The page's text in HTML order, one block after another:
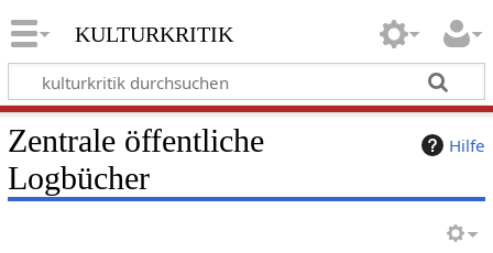
kulturkritik
Hilfe
Zentrale öffentliche
Logbücher